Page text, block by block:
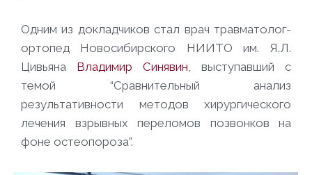
Одним из докладчиков стал врач травматолог-
ортопед Новосибирского НИИТО им. Я.Л.
Цивьяна Владимир Синявин, выступавший с
темой “Сравнительный анализ
результативности методов хирургического
лечения взрывных переломов позвонков на
фоне остеопороза”.